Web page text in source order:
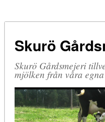
SORTIMENT
ÖPPETTIDER
GÅRDEN
BO PÅ LANTGÅRD
Skurö
Skurö Gårdsmejeri
mjölken från våra